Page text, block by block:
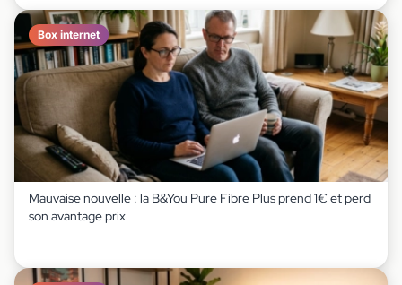
Box internet
Mauvaise nouvelle : la B&You Pure Fibre Plus prend 1€ et perd
son avantage prix